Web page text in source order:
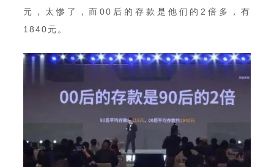
元，太惨了，而00后的存款是他们的2倍多，有
1840元。